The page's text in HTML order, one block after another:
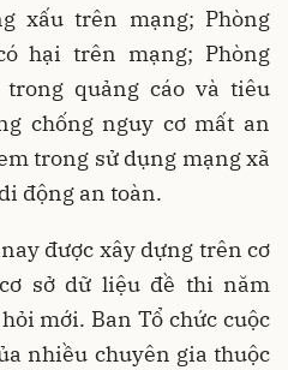
xấu trên mạng; Phòng
hại trên mạng; Phòng
quảng cáo và tiêu
chống nguy cơ mất an
trong sử dụng mạng xã
động an toàn.
được xây dựng trên cơ
sở dữ liệu đề thi năm
mới. Ban Tổ chức cuộc
nhiều chuyên gia thuộc